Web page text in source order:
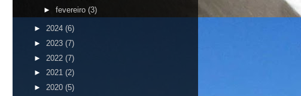
► fevereiro (3)
► 2024 (6)
► 2023 (7)
► 2022 (7)
► 2021 (2)
► 2020 (5)